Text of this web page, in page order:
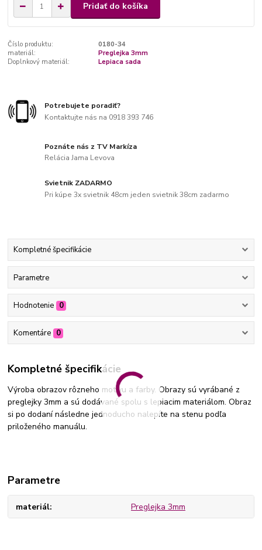
Pridať do košíka
Číslo produktu:
0180-34
materiál:
Preglejka 3mm
Doplnkový materiál:
Lepiaca sada
Potrebujete poradiť?
Kontaktujte nás na 0918 393 746
Poznáte nás z TV Markíza
Relácia Jama Levova
Svietnik ZADARMO
Pri kúpe 3x svietnik 48cm jeden svietnik 38cm zadarmo
Kompletné špecifikácie
Parametre
Hodnotenie 0
Komentáre 0
Kompletné špecifikácie
Výroba obrazov rôzneho motívu a farby. Obrazy sú vyrábané z
preglejky 3mm a sú dodávané spolu s lepiacim materiálom. Obraz
si po dodaní následne jednoducho nalepíte na stenu podľa
priloženého manuálu.
Parametre
materiál Preglejka 3mm